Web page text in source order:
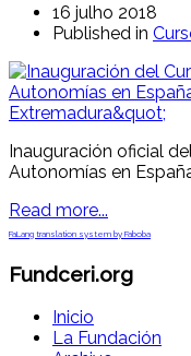
16 julho 2018
Published in
Inauguración oficial
Autonomías en
Read more...
FaLang translation system by Faboba
Fundceri.org
Inicio
La Fundación